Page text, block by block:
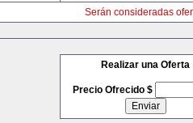
Serán consideradas
Realizar una Oferta
Precio Ofrecido $